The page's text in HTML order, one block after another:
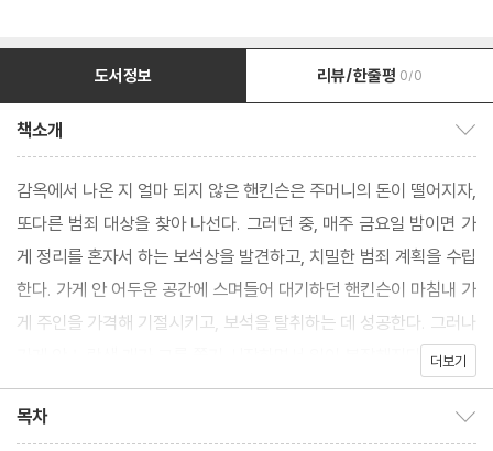
도서정보 리뷰/한줄평 0/0
책소개
감옥에서 나온 지 얼마 되지 않은 핸킨슨은 주머니의 돈이 떨어지자,
또다른 범죄 대상을 찾아 나선다. 그러던 중, 매주 금요일 밤이면 가
게 정리를 혼자서 하는 보석상을 발견하고, 치밀한 범죄 계획을 수립
한다. 가게 안 어두운 공간에 스며들어 대기하던 핸킨슨이 마침내 가
게 주인을 가격해 기절시키고, 보석을 탈취하는 데 성공한다. 그러나
더보기
목차